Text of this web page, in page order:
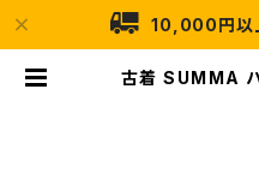
10,000円以
古着 SUMMA
ット ベージュ